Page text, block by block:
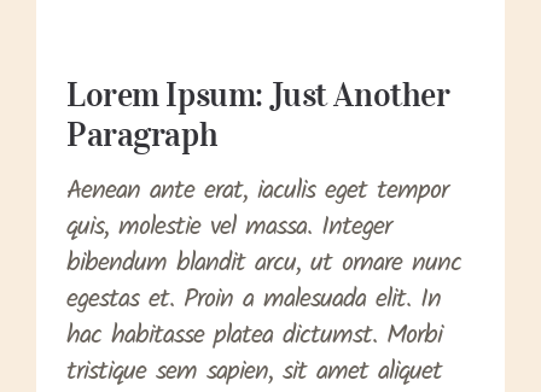
Lorem Ipsum: Just Another
Paragraph
Aenean ante erat, iaculis eget tempor
quis, molestie vel massa. Integer
bibendum blandit arcu, ut ornare nunc
egestas et. Proin a malesuada elit. In
hac habitasse platea dictumst. Morbi
tristique sem sapien, sit amet aliquet